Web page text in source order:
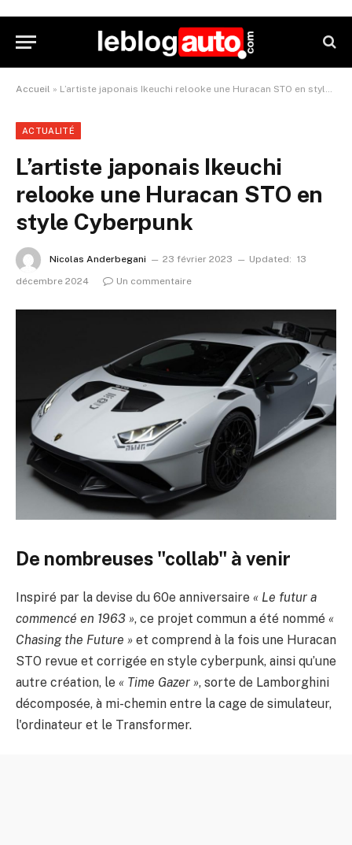
Accueil » L’artiste japonais Ikeuchi relooke une Huracan STO en style Cyberpunk
ACTUALITÉ
L’artiste japonais Ikeuchi
relooke une Huracan STO en
style Cyberpunk
Nicolas Anderbegani 23 février 2023 Updated: 13
décembre 2024
Un commentaire
De nombreuses "collab" à venir
Inspiré par la devise du 60e anniversaire « Le futur a
commencé en 1963 », ce projet commun a été nommé «
Chasing the Future » et comprend à la fois une Huracan
STO revue et corrigée en style cyberpunk, ainsi qu’une
autre création, le « Time Gazer », sorte de Lamborghini
décomposée, à mi-chemin entre la cage de simulateur,
l'ordinateur et le Transformer.